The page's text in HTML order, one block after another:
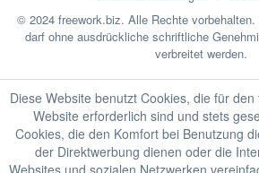
© 2024 freework.biz. Alle Rechte
darf ohne ausdrückliche schriftliche
verbreitet werden.
Diese Website benutzt Cookies, die für
Website erforderlich sind und stets
Cookies, die den Komfort bei Benutzung
der Direktwerbung dienen oder die
Websites und sozialen Netzwerken